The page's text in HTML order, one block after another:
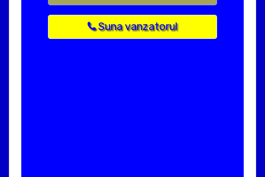
Suna vanzatorul